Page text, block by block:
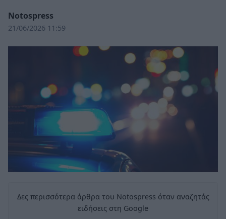
Notospress
21/06/2026 11:59
Δες περισσότερα άρθρα του Notospress όταν αναζητάς
ειδήσεις στη Google